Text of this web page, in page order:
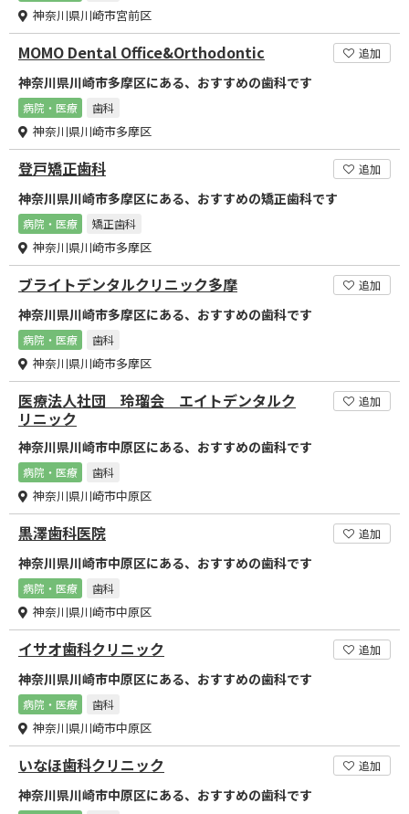
神奈川県川崎市宮前区
MOMO Dental Office&Orthodontic 追加
神奈川県川崎市多摩区にある、おすすめの歯科です
病院・医療 歯科
神奈川県川崎市多摩区
登戸矯正歯科 追加
神奈川県川崎市多摩区にある、おすすめの矯正歯科です
病院・医療 矯正歯科
神奈川県川崎市多摩区
ブライトデンタルクリニック多摩 追加
神奈川県川崎市多摩区にある、おすすめの歯科です
病院・医療 歯科
神奈川県川崎市多摩区
医療法人社団 玲瑠会 エイトデンタルク
リニック
追加
神奈川県川崎市中原区にある、おすすめの歯科です
病院・医療 歯科
神奈川県川崎市中原区
黒澤歯科医院 追加
神奈川県川崎市中原区にある、おすすめの歯科です
病院・医療 歯科
神奈川県川崎市中原区
イサオ歯科クリニック 追加
神奈川県川崎市中原区にある、おすすめの歯科です
病院・医療 歯科
神奈川県川崎市中原区
いなほ歯科クリニック 追加
神奈川県川崎市中原区にある、おすすめの歯科です